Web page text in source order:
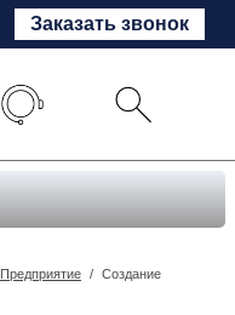
Заказать звонок
/ Создание